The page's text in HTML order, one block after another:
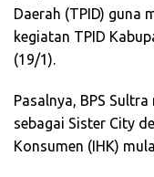
Daerah (TPID) guna
kegiatan TPID
(19/1).
Pasalnya, BPS
sebagai Sister City
Konsumen (IHK)